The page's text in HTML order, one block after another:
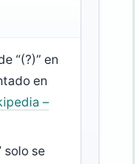
“(?)” en
en
–
solo se